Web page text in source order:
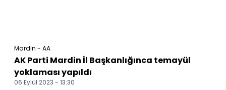
Mardin - AA
AK Parti Mardin İl Başkanlığınca temayül
yoklaması yapıldı
06 Eylül 2023 - 13:30